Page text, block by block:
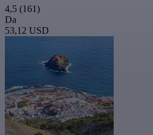
4,5 (161)
Da
53,12 USD